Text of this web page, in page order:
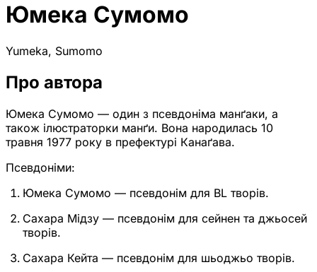
Юмека Сумомо
Yumeka, Sumomo
Про автора
Юмека Сумомо — один з псевдоніма манґаки, а
також ілюстраторки манґи. Вона народилась 10
травня 1977 року в префектурі Канаґава.
Псевдоніми:
Юмека Сумомо — псевдонім для BL творів.
Сахара Мідзу — псевдонім для сейнен та джьосей
творів.
Сахара Кейта — псевдонім для шьоджьо творів.